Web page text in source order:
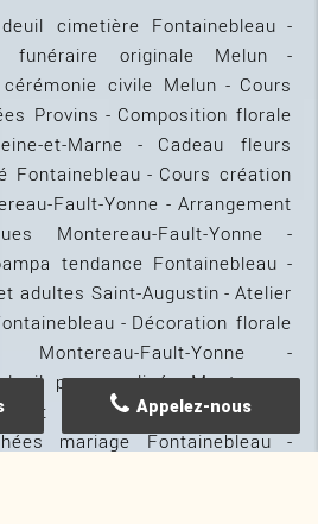
cimetière Fontainebleau
funéraire originale Melun
civile Melun
Cours
Provins
Composition florale
et-Marne
Cadeau fleurs
Fontainebleau
Cours création
Fault-Yonne
Arrangement
Montereau-Fault-Yonne
tendance Fontainebleau
adultes Saint-Augustin
Atelier
Décoration florale
Fault-Yonne
personnalisée Montereau-
art floral mariage Provins
mariage Fontainebleau
Appelez-nous